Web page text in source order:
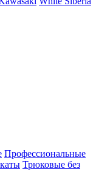
Профессиональные
Трюковые без